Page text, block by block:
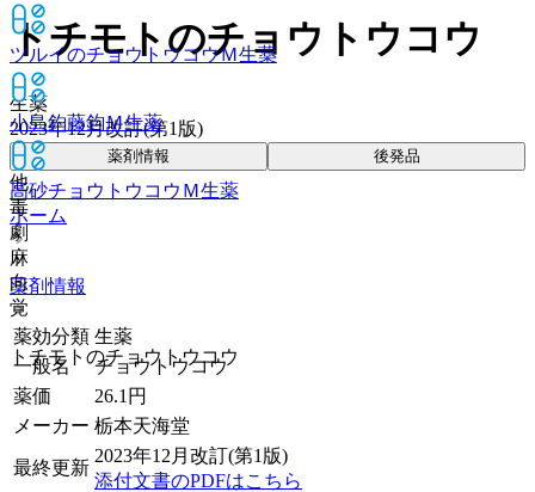
ツルイのチョウトウコウＭ生薬
小島釣藤鈎Ｍ生薬
高砂チョウトウコウＭ生薬
ホーム
薬剤情報
トチモトのチョウトウコウ
トチモトのチョウトウコウ
生薬
2023年12月改訂(第1版)
薬剤情報 後発品
他
毒
劇
麻
向
覚
薬効分類 生薬
一般名
チョウトウコウ
薬価
26.1 円
メーカー 栃本天海堂
最終更新
2023年12月改訂(第1版)
添付文書のPDFはこちら